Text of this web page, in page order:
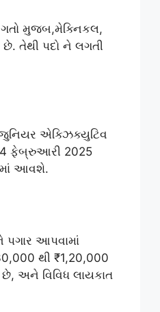
મુજબ,મેક્નિકલ,
તેથી પદો ને લગતી
જુનિયર એક્ઝિક્યુટિવ
14 ફેબ્રુઆરી 2025
આવશે.
પગાર આપવામાં
થી ₹1,20,000
અને વિવિધ લાયકાત